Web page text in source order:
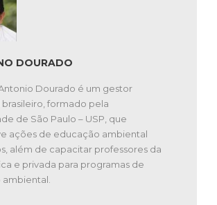
DOURADO
Dourado é um gestor
formado pela
de São Paulo – USP, que
ações de educação ambiental
além de capacitar professores da
e privada para programas de